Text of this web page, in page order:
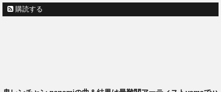
購読する